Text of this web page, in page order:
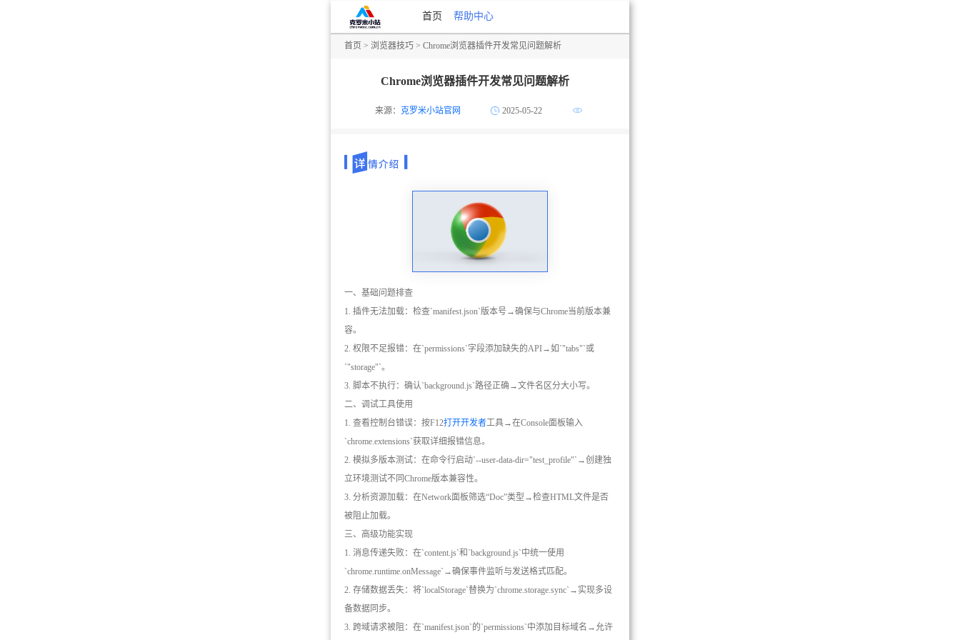
首页 帮助中心
首页 > 浏览器技巧 > Chrome浏览器插件开发常见问题解析
Chrome浏览器插件开发常见问题解析
来源： 克罗米小站官网 2025-05-22
一、基础问题排查
1. 插件无法加载：检查`manifest.json`版本号→确保与Chrome当前版本兼
容。
2. 权限不足报错：在`permissions`字段添加缺失的API→如`"tabs"`或
`"storage"`。
3. 脚本不执行：确认`background.js`路径正确→文件名区分大小写。
二、调试工具使用
1. 查看控制台错误：按F12打开开发者工具→在Console面板输入
`chrome.extensions`获取详细报错信息。
2. 模拟多版本测试：在命令行启动`--user-data-dir="test_profile"`→创建独
立环境测试不同Chrome版本兼容性。
3. 分析资源加载：在Network面板筛选“Doc”类型→检查HTML文件是否
被阻止加载。
三、高级功能实现
1. 消息传递失败：在`content.js`和`background.js`中统一使用
`chrome.runtime.onMessage`→确保事件监听与发送格式匹配。
2. 存储数据丢失：将`localStorage`替换为`chrome.storage.sync`→实现多设
备数据同步。
3. 跨域请求被阻：在`manifest.json`的`permissions`中添加目标域名→允许